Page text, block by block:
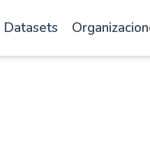
Datasets